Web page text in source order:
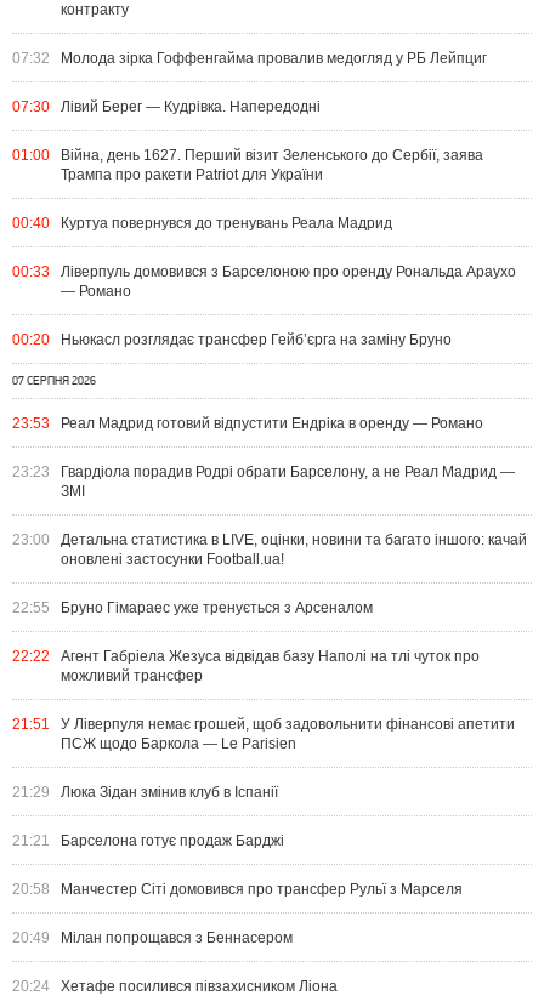
контракту
07:32 Молода зірка Гоффенгайма провалив медогляд у РБ Лейпциг
07:30 Лівий Берег — Кудрівка. Напередодні
01:00
Війна, день 1627. Перший візит Зеленського до Сербії, заява
Трампа про ракети Patriot для України
00:40 Куртуа повернувся до тренувань Реала Мадрид
00:33
Ліверпуль домовився з Барселоною про оренду Рональда Араухо
— Романо
00:20 Ньюкасл розглядає трансфер Гейб’єрга на заміну Бруно
07 СЕРПНЯ 2026
23:53 Реал Мадрид готовий відпустити Ендріка в оренду — Романо
23:23
Гвардіола порадив Родрі обрати Барселону, а не Реал Мадрид —
ЗМІ
23:00
Детальна статистика в LIVE, оцінки, новини та багато іншого: качай
оновлені застосунки Football.ua!
22:55 Бруно Гімараес уже тренується з Арсеналом
22:22
Агент Габріела Жезуса відвідав базу Наполі на тлі чуток про
можливий трансфер
21:51
У Ліверпуля немає грошей, щоб задовольнити фінансові апетити
ПСЖ щодо Баркола — Le Parisien
21:29 Люка Зідан змінив клуб в Іспанії
21:21 Барселона готує продаж Барджі
20:58 Манчестер Сіті домовився про трансфер Рульї з Марселя
20:49 Мілан попрощався з Беннасером
20:24 Хетафе посилився півзахисником Ліона